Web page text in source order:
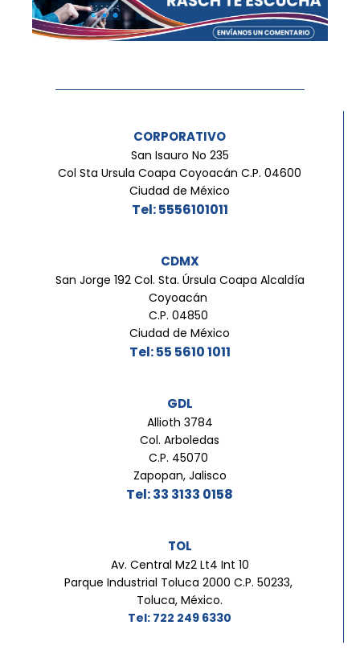
CORPORATIVO
San Isauro No 235
Col Sta Ursula Coapa Coyoacán C.P. 04600
Ciudad de México
Tel: 5556101011
CDMX
San Jorge 192 Col. Sta. Úrsula Coapa Alcaldía
Coyoacán
C.P. 04850
Ciudad de México
Tel: 55 5610 1011
GDL
Allioth 3784
Col. Arboledas
C.P. 45070
Zapopan, Jalisco
Tel: 33 3133 0158
TOL
Av. Central Mz2 Lt4 Int 10
Parque Industrial Toluca 2000 C.P. 50233,
Toluca, México.
Tel: 722 249 6330